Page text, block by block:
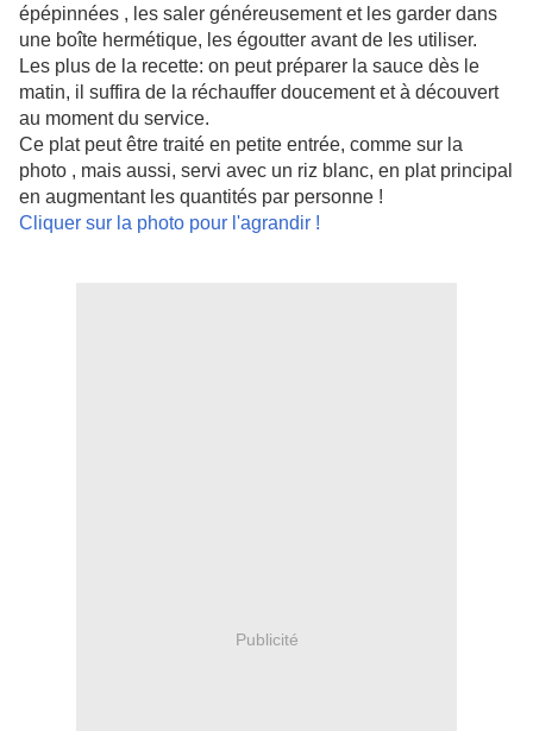
épépinnées , les saler généreusement et les garder dans
une boîte hermétique, les égoutter avant de les utiliser.
Les plus de la recette: on peut préparer la sauce dès le
matin, il suffira de la réchauffer doucement et à découvert
au moment du service.
Ce plat peut être traité en petite entrée, comme sur la
photo , mais aussi, servi avec un riz blanc, en plat principal
en augmentant les quantités par personne !
Cliquer sur la photo pour l'agrandir !
Publicité